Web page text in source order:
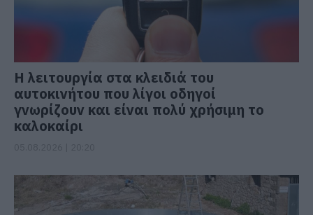
Η λειτουργία στα κλειδιά του
αυτοκινήτου που λίγοι οδηγοί
γνωρίζουν και είναι πολύ χρήσιμη το
καλοκαίρι